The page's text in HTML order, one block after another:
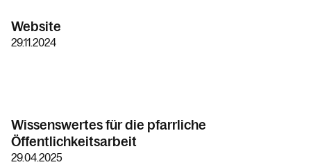
Website
29.11.2024
Wissenswertes für die pfarrliche
Öffentlichkeitsarbeit
29.04.2025